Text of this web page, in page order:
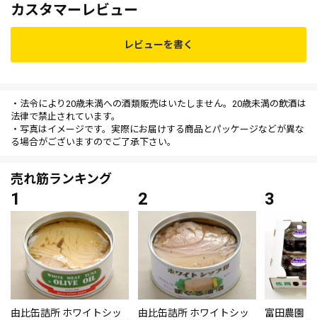
カスタマーレビュー
レビューを書く
・法令により20歳未満への酒類販売はいたしません。20歳未満の飲酒は
法律で禁止されています。
・写真はイメージです。実際にお届けする商品とパッケージなどが異な
る場合がございますのでご了承下さい。
売れ筋ランキング
由比缶詰所 ホワイトシッ
由比缶詰所 ホワイトシッ
富田農園